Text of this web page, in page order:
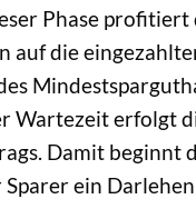
Phase profitiert
auf die
Wartezeit erfolgt
Damit beginnt
Sparer ein